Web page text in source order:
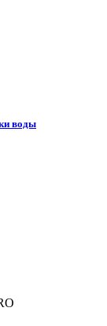
воды